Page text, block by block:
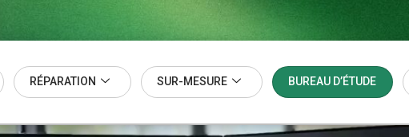
RÉPARATION SUR-MESURE BUREAU D’ÉTUDE